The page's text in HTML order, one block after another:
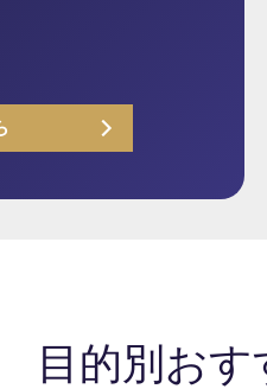
目的別お